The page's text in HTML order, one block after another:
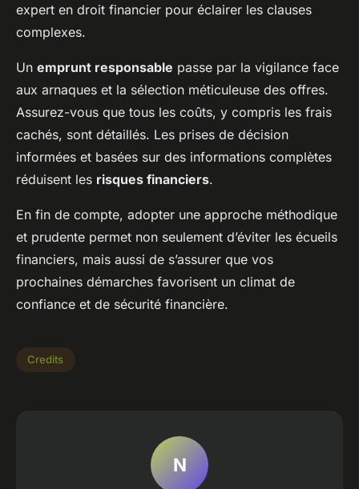
expert en droit financier pour éclairer les clauses
complexes.
Un emprunt responsable passe par la vigilance face
aux arnaques et la sélection méticuleuse des offres.
Assurez-vous que tous les coûts, y compris les frais
cachés, sont détaillés. Les prises de décision
informées et basées sur des informations complètes
réduisent les risques financiers.
En fin de compte, adopter une approche méthodique
et prudente permet non seulement d’éviter les écueils
financiers, mais aussi de s’assurer que vos
prochaines démarches favorisent un climat de
confiance et de sécurité financière.
Credits
N